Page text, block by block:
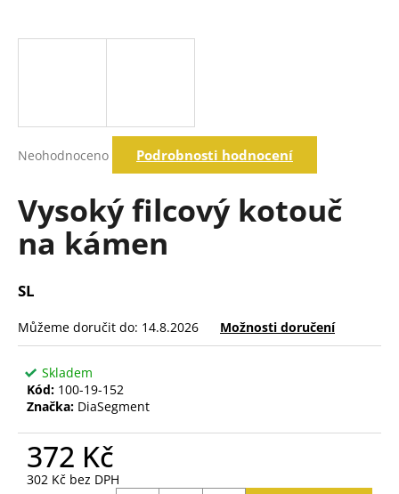
hodnocení
0,0
5
Neohodnoceno Podrobnosti hodnocení
Vysoký filcový kotouč
na kámen
SL
Můžeme doručit do: 14.8.2026 Možnosti doručení
Skladem
Kód: 100-19-152
Značka: DiaSegment
372 Kč
302 Kč bez DPH
j
D
p
r
u
č
u
e
m
e